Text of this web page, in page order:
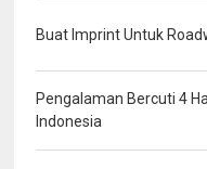
Buat Imprint Untuk
Pengalaman Bercuti 4
Indonesia